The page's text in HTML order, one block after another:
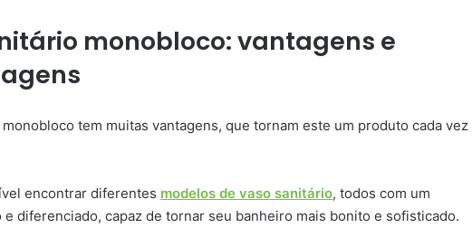
monobloco: vantagens e
tem muitas vantagens, que tornam este um produto cada vez
encontrar diferentes modelos de vaso sanitário, todos com um
diferenciado, capaz de tornar seu banheiro mais bonito e sofisticado.